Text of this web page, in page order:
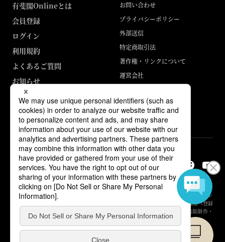
有斐閣Onlineとは
会員登録
ログイン
利用規約
よくあるご質問
お知らせ
お問い合わせ
プライバシーポリシー
外部送信
特定商取引法
著作権・リンクについて
運営会社
ABJマークは、この電子書店・電子書籍配信サービスが、著作権者からコン
テンツ使用許諾を得た正規版配信サービスであることを示す登録商標（登録
番号 第6091713号）です。詳しくは［ABJマーク］または［電子出版制作・
流通協議会］で検索してください。